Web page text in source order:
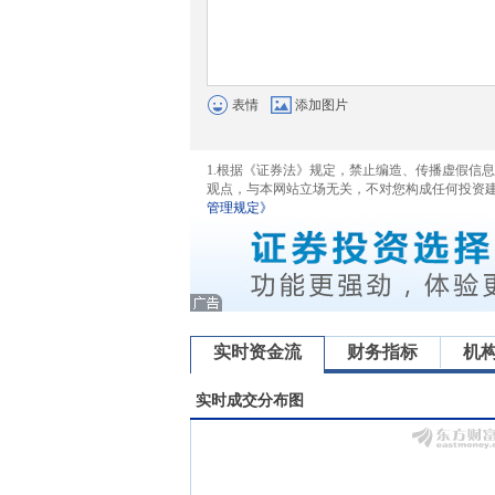
表情 添加图片
1.根据《证券法》规定，禁止编造、传播虚假信
观点，与本网站立场无关，不对您构成任何投资
管理规定》
实时资金流 财务指标 机
实时成交分布图